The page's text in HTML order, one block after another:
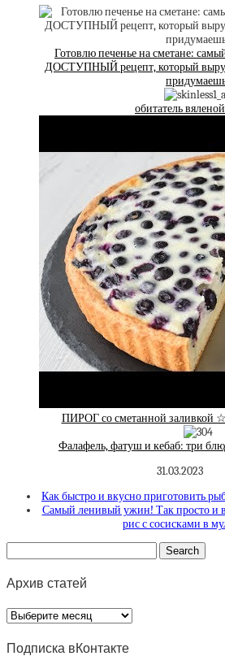
Готовлю печенье на сметане:
ДОСТУПНЫЙ рецепт, который
обитатель
ПИРОГ со сметанной
Фалафель, фатуш и кебаб: три
31.03.2023
Как быстро и вкусно приготовить
Самый ленивый ужин! Так просто и
рис с сосисками в
Архив статей
Архив
статей
Подписка вКонтакте